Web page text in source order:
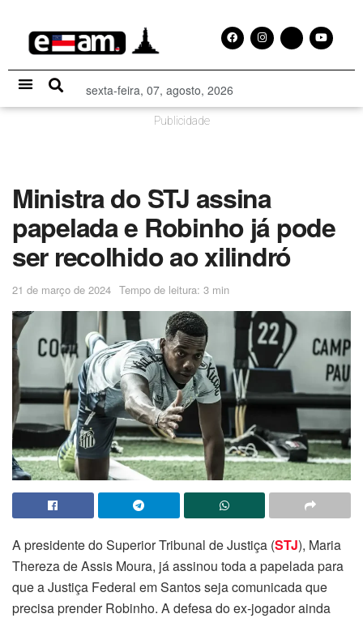
sexta-feira, 07, agosto, 2026
Publicidade
Ministra do STJ assina
papelada e Robinho já pode
ser recolhido ao xilindró
21 de março de 2024 Tempo de leitura: 3 min
A presidente do Superior Tribunal de Justiça (STJ), Maria
Thereza de Assis Moura, já assinou toda a papelada para
que a Justiça Federal em Santos seja comunicada que
precisa prender Robinho. A defesa do ex-jogador ainda